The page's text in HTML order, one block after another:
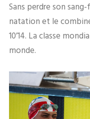
Sans perdre son
natation et le
10’14. La classe
monde.